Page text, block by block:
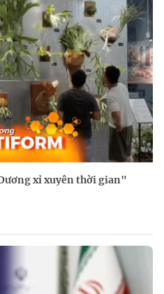
xỉ xuyên thời gian"